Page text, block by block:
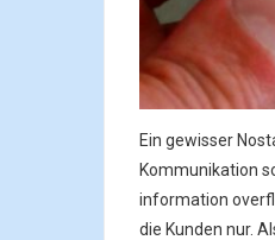
Ein gewisser
Kommunikation
information
die Kunden nur.